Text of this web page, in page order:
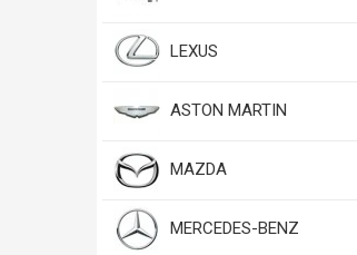
LEXUS
ASTON MARTIN
MAZDA
MERCEDES-BENZ